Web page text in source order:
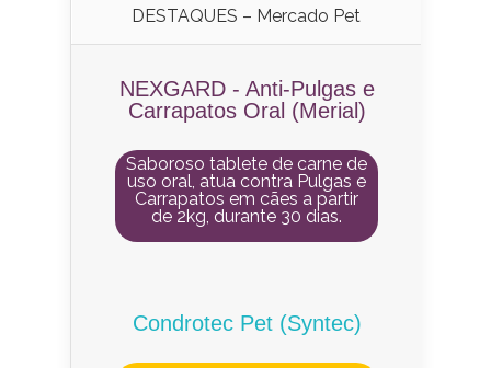
DESTAQUES – Mercado Pet
NEXGARD - Anti-Pulgas e
Carrapatos Oral (Merial)
Saboroso tablete de carne de
uso oral, atua contra Pulgas e
Carrapatos em cães a partir
de 2kg, durante 30 dias.
Condrotec Pet (Syntec)